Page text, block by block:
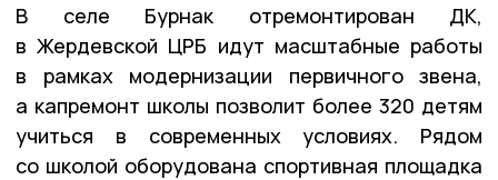
В селе Бурнак отремонтирован ДК,
в Жердевской ЦРБ идут масштабные работы
в рамках модернизации первичного звена,
а капремонт школы позволит более 320 детям
учиться в современных условиях. Рядом
со школой оборудована спортивная площадка